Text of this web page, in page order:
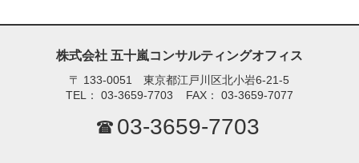
株式会社 五十嵐コンサルティングオフィス
〒 133-0051 東京都江戸川区北小岩6-21-5
TEL：
03-3659-7703 FAX： 03-3659-7077
03-3659-7703